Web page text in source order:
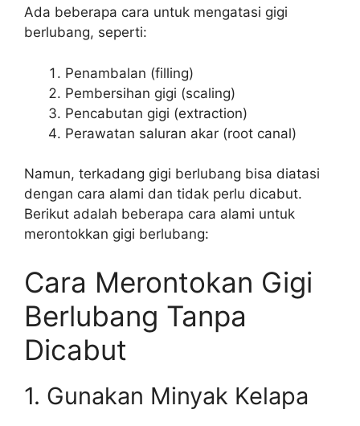
Ada beberapa cara untuk mengatasi gigi
berlubang, seperti:
Penambalan (filling)
Pembersihan gigi (scaling)
Pencabutan gigi (extraction)
Perawatan saluran akar (root canal)
Namun, terkadang gigi berlubang bisa diatasi
dengan cara alami dan tidak perlu dicabut.
Berikut adalah beberapa cara alami untuk
merontokkan gigi berlubang:
Cara Merontokan Gigi
Berlubang Tanpa
Dicabut
1. Gunakan Minyak Kelapa